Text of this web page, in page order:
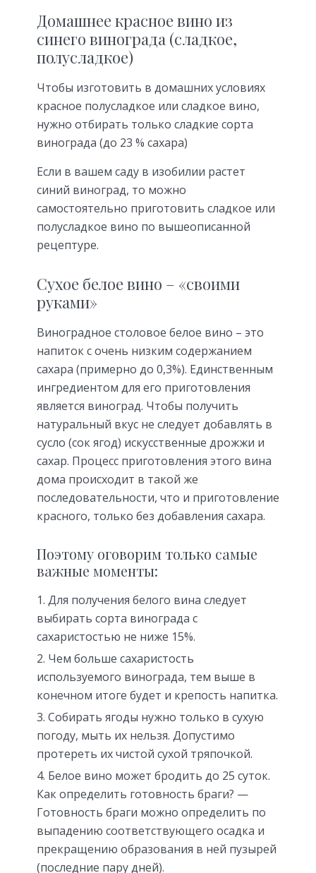
Домашнее красное вино из
синего винограда (сладкое,
полусладкое)
Чтобы изготовить в домашних условиях
красное полусладкое или сладкое вино,
нужно отбирать только сладкие сорта
винограда (до 23 % сахара)
Если в вашем саду в изобилии растет
синий виноград, то можно
самостоятельно приготовить сладкое или
полусладкое вино по вышеописанной
рецептуре.
Сухое белое вино – «своими
руками»
Виноградное столовое белое вино – это
напиток с очень низким содержанием
сахара (примерно до 0,3%). Единственным
ингредиентом для его приготовления
является виноград. Чтобы получить
натуральный вкус не следует добавлять в
сусло (сок ягод) искусственные дрожжи и
сахар. Процесс приготовления этого вина
дома происходит в такой же
последовательности, что и приготовление
красного, только без добавления сахара.
Поэтому оговорим только самые
важные моменты:
Для получения белого вина следует
выбирать сорта винограда с
сахаристостью не ниже 15%.
Чем больше сахаристость
используемого винограда, тем выше в
конечном итоге будет и крепость напитка.
Собирать ягоды нужно только в сухую
погоду, мыть их нельзя. Допустимо
протереть их чистой сухой тряпочкой.
Белое вино может бродить до 25 суток.
Как определить готовность браги? —
Готовность браги можно определить по
выпадению соответствующего осадка и
прекращению образования в ней пузырей
(последние пару дней).